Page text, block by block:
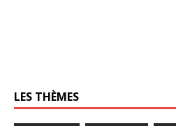
LES THÈMES